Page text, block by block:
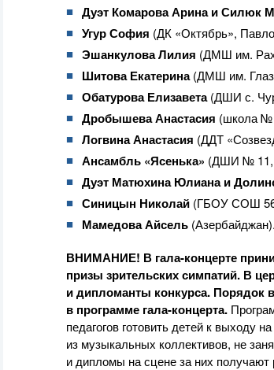
Дуэт Комарова Арина и Силюк
Угур София (ДК «Октябрь»,
Эшанкулова Лилия (ДМШ им.
Шитова Екатерина(ДМШ им.
Обатурова Елизавета(ДШИ с.
Дробышева Анастасия (школа №
Логвина Анастасия (ДДТ
Ансамбль «Ясенька» (ДШИ № 11,
Дуэт Матюхина Юлиана и
Синицын Николай (ГБОУ СОШ
Мамедова Айсель (Азербайджан).
ВНИМАНИЕ! В гала-концерте
призы зрительских симпатий. В
и дипломанты конкурса. Порядок
в программе гала-концерта.
педагогов готовить детей к выходу
из музыкальных коллективов, не
и дипломы на сцене за них получают